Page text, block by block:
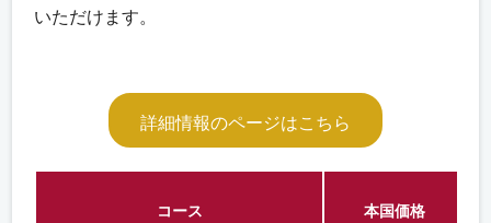
いただけます。
詳細情報のページはこちら
コース 本国価格